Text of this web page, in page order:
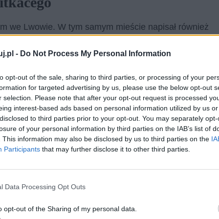
- Do Not Process My Personal Information
opt-out of the sale, sharing to third parties, or processing of your
for targeted advertising by us, please use the below opt-out
selection. Please note that after your opt-out request is processed
interest-based ads based on personal information utilized by us
to third parties prior to your opt-out. You may separately
of your personal information by third parties on the IAB’s list of
This information may also be disclosed by us to third parties on the
Participants that may further disclose it to other third parties.
Data Processing Opt Outs
opt-out of the Sharing of my personal data.
we Lwowie. W tym samym mieście napisał również
się, wbrew woli ojca, malarstwu. Podjął studia
po wielu państwach i kultywował swoje
Anglię i Francję. Ogromną inspiracją było dla
podczas swoich rozległych podróży i zasięgnął
wykształciła się za pośrednictwem
wziął udział w naukowej wyprawie, którą
Wyjechał on wówczas do Oceanii i pełnił funkcję